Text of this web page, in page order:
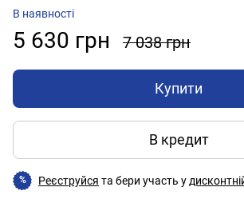
В наявності
5 630 грн 7 038 грн
Купити
В кредит
% Реєструйся та бери участь у